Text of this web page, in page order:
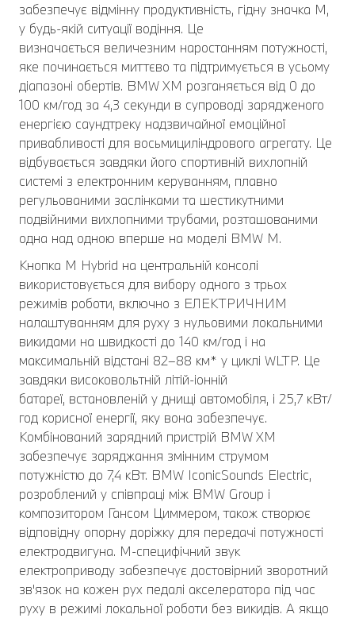
забезпечує відмінну продуктивність, гідну значка M,
у будь-якій ситуації водіння. Це
визначається величезним наростанням потужності,
яке починається миттєво та підтримується в усьому
діапазоні обертів. BMW XM розганяється від 0 до
100 км/год за 4,3 секунди в супроводі зарядженого
енергією саундтреку надзвичайної емоційної
привабливості для восьмициліндрового агрегату. Це
відбувається завдяки його спортивній вихлопній
системі з електронним керуванням, плавно
регульованими заслінками та шестикутними
подвійними вихлопними трубами, розташованими
одна над одною вперше на моделі BMW M.
Кнопка M Hybrid на центральній консолі
використовується для вибору одного з трьох
режимів роботи, включно з ЕЛЕКТРИЧНИМ
налаштуванням для руху з нульовими локальними
викидами на швидкості до 140 км/год і на
максимальній відстані 82–88 км* у циклі WLTP. Це
завдяки високовольтній літій-іонній
батареї, встановленій у днищі автомобіля, і 25,7 кВт/
год корисної енергії, яку вона забезпечує.
Комбінований зарядний пристрій BMW XM
забезпечує заряджання змінним струмом
потужністю до 7,4 кВт. BMW IconicSounds Electric,
розроблений у співпраці між BMW Group і
композитором Гансом Циммером, також створює
відповідну опорну доріжку для передачі потужності
електродвигуна. М-специфічний звук
електроприводу забезпечує достовірний зворотний
зв'язок на кожен рух педалі акселератора під час
руху в режимі локальної роботи без викидів. А якщо